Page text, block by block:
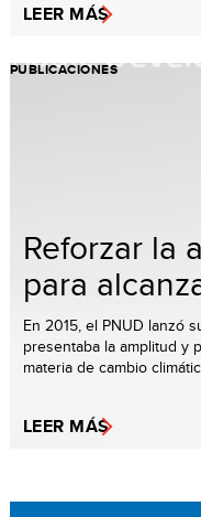
LEER MÁS
PUBLICACIONES
Reforzar la
para
En 2015, el PNUD lanzó
presentaba la amplitud y
materia de cambio
LEER MÁS